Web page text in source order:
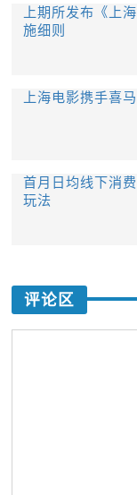
上期所发布《上
施细则
上海电影携手喜
首月日均线下消
玩法
评论区